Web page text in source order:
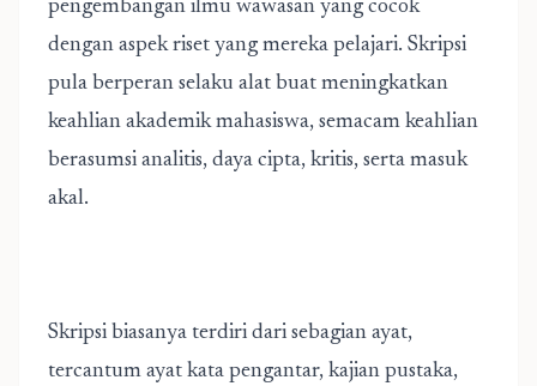
pengembangan ilmu wawasan yang cocok
dengan aspek riset yang mereka pelajari. Skripsi
pula berperan selaku alat buat meningkatkan
keahlian akademik mahasiswa, semacam keahlian
berasumsi analitis, daya cipta, kritis, serta masuk
akal.
Skripsi biasanya terdiri dari sebagian ayat,
tercantum ayat kata pengantar, kajian pustaka,